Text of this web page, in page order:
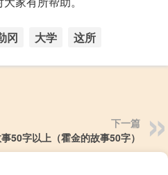
冈 大学 这所
下一篇
50字以上（霍金的故事50字）